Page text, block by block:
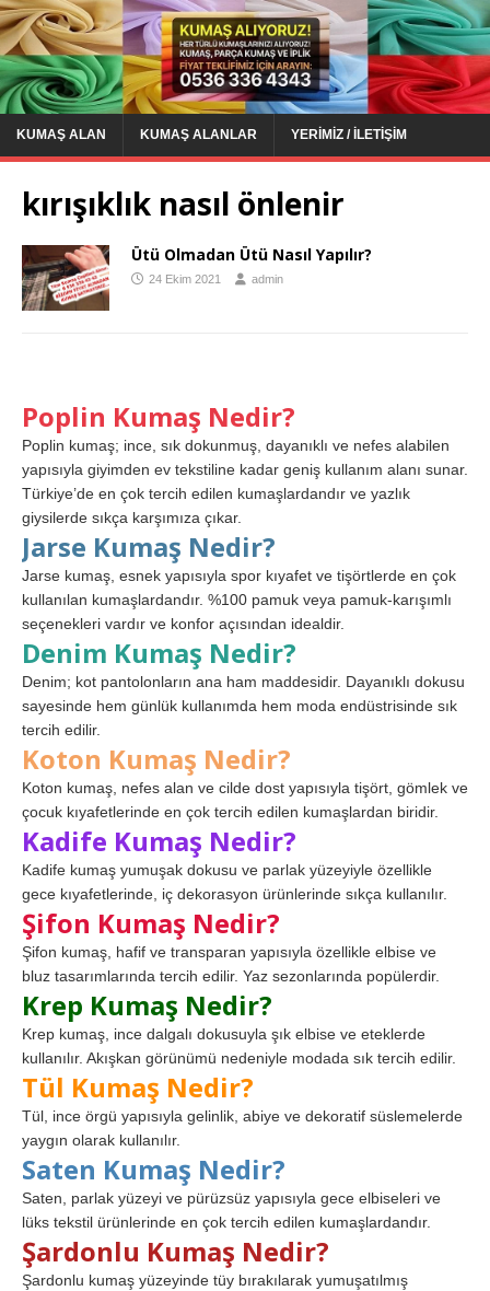
KUMAŞ ALAN KUMAŞ ALANLAR YERIMIZ / İLETIŞIM
kırışıklık nasıl önlenir
Ütü Olmadan Ütü Nasıl Yapılır?
24 Ekim 2021 admin
Poplin Kumaş Nedir?
Poplin kumaş; ince, sık dokunmuş, dayanıklı ve nefes alabilen
yapısıyla giyimden ev tekstiline kadar geniş kullanım alanı sunar.
Türkiye’de en çok tercih edilen kumaşlardandır ve yazlık
giysilerde sıkça karşımıza çıkar.
Jarse Kumaş Nedir?
Jarse kumaş, esnek yapısıyla spor kıyafet ve tişörtlerde en çok
kullanılan kumaşlardandır. %100 pamuk veya pamuk-karışımlı
seçenekleri vardır ve konfor açısından idealdir.
Denim Kumaş Nedir?
Denim; kot pantolonların ana ham maddesidir. Dayanıklı dokusu
sayesinde hem günlük kullanımda hem moda endüstrisinde sık
tercih edilir.
Koton Kumaş Nedir?
Koton kumaş, nefes alan ve cilde dost yapısıyla tişört, gömlek ve
çocuk kıyafetlerinde en çok tercih edilen kumaşlardan biridir.
Kadife Kumaş Nedir?
Kadife kumaş yumuşak dokusu ve parlak yüzeyiyle özellikle
gece kıyafetlerinde, iç dekorasyon ürünlerinde sıkça kullanılır.
Şifon Kumaş Nedir?
Şifon kumaş, hafif ve transparan yapısıyla özellikle elbise ve
bluz tasarımlarında tercih edilir. Yaz sezonlarında popülerdir.
Krep Kumaş Nedir?
Krep kumaş, ince dalgalı dokusuyla şık elbise ve eteklerde
kullanılır. Akışkan görünümü nedeniyle modada sık tercih edilir.
Tül Kumaş Nedir?
Tül, ince örgü yapısıyla gelinlik, abiye ve dekoratif süslemelerde
yaygın olarak kullanılır.
Saten Kumaş Nedir?
Saten, parlak yüzeyi ve pürüzsüz yapısıyla gece elbiseleri ve
lüks tekstil ürünlerinde en çok tercih edilen kumaşlardandır.
Şardonlu Kumaş Nedir?
Şardonlu kumaş yüzeyinde tüy bırakılarak yumuşatılmış